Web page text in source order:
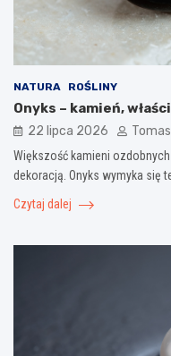
NATURA ROŚLINY
Onyks – kamień,
22 lipca 2026
Większość kamieni
dekoracją. Onyks wymyka się
Czytaj dalej